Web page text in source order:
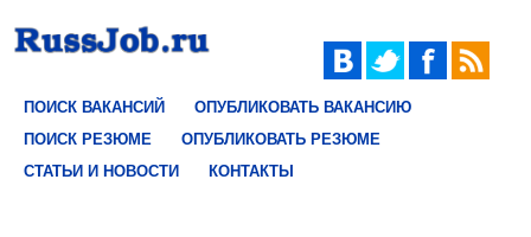
ПОИСК ВАКАНСИЙ
ОПУБЛИКОВАТЬ ВАКАНСИЮ
ПОИСК РЕЗЮМЕ
ОПУБЛИКОВАТЬ РЕЗЮМЕ
СТАТЬИ И НОВОСТИ
КОНТАКТЫ